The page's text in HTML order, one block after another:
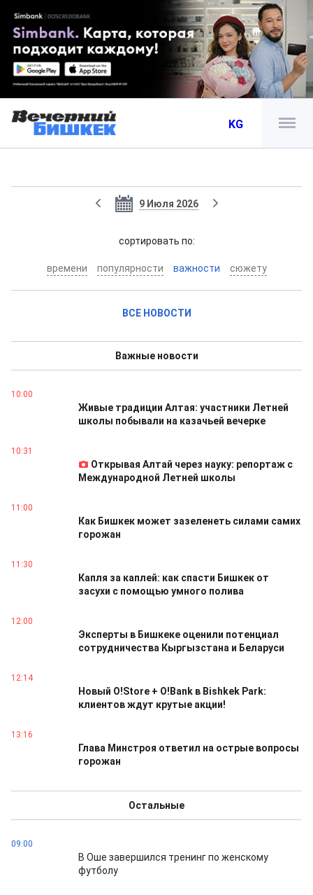
KG
9 Июля 2026
cортировать по:
времени популярности важности сюжету
ВСЕ НОВОСТИ
Важные новости
10:00
Живые традиции Алтая: участники Летней
школы побывали на казачьей вечерке
10:31
Открывая Алтай через науку: репортаж с
Международной Летней школы
11:00
Как Бишкек может зазеленеть силами самих
горожан
11:30
Капля за каплей: как спасти Бишкек от
засухи с помощью умного полива
12:00
Эксперты в Бишкеке оценили потенциал
сотрудничества Кыргызстана и Беларуси
12:14
Новый O!Store + O!Bank в Bishkek Park:
клиентов ждут крутые акции!
13:16
Глава Минстроя ответил на острые вопросы
горожан
Остальные
09:00
В Оше завершился тренинг по женскому
футболу